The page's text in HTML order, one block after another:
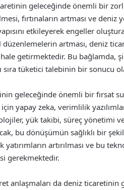
geleceğinde önemli bir
fırtınaların artması ve deniz
etkileyerek engeller
düzenlemelerin artması, deniz
getirmektedir. Bu bağlamda,
sıra tüketici talebinin bir sonucu
geleceğinde önemli bir fırsat
için yapay zeka, verimlilik
yük takibi, süreç yönetimi
bu dönüşümün sağlıklı bir
artırılması ve bu
gerekmektedir.
anlaşmaları da deniz